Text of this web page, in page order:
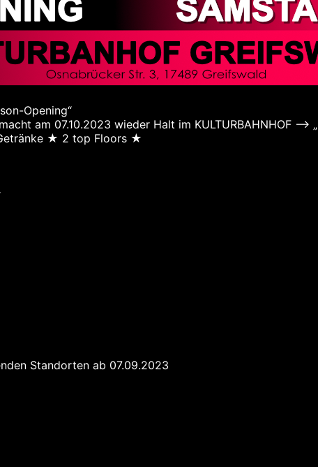
Opening“
am 07.10.2023 wieder Halt im KULTURBAHNHOF –>
★ 2 top Floors ★
Standorten ab 07.09.2023